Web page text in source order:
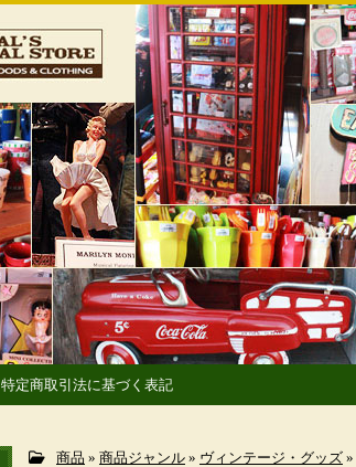
特定商取引法に基づく表記
商品 » 商品ジャンル » ヴィンテージ・グッズ »